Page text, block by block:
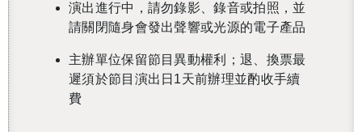
演出進行中，請勿錄影、錄音或拍照，並
請關閉隨身會發出聲響或光源的電子產品
主辦單位保留節目異動權利；退、換票最
遲須於節目演出日1天前辦理並酌收手續
費